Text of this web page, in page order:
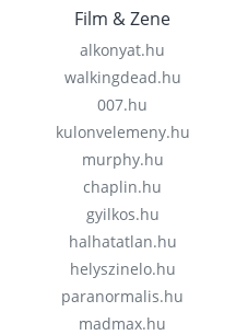
Film & Zene
alkonyat.hu
walkingdead.hu
007.hu
kulonvelemeny.hu
murphy.hu
chaplin.hu
gyilkos.hu
halhatatlan.hu
helyszinelo.hu
paranormalis.hu
madmax.hu